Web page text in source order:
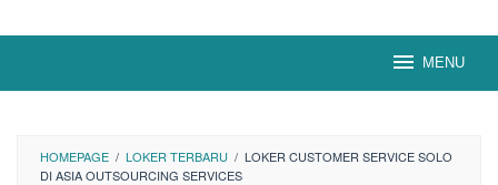
MENU
HOMEPAGE / LOKER TERBARU / LOKER CUSTOMER SERVICE SOLO
DI ASIA OUTSOURCING SERVICES